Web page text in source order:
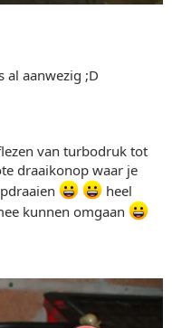
al aanwezig ;D
van turbodruk tot
draaikonop waar je
heel
kunnen omgaan